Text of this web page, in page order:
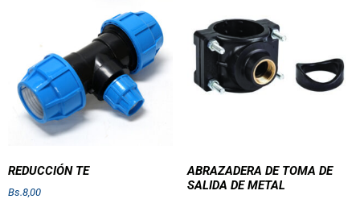
REDUCCIÓN TE
Bs.8,00
ABRAZADERA DE TOMA DE
SALIDA DE METAL